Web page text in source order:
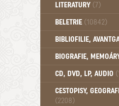
LITERATURY (7)
BELETRIE (10842)
Beletrie - Historická
Beletrie - Povídky
Beletrie - Válečné
Beletrie - Ženské a
(1522)
BIBLIOFILIE,
BIOGRAFIE,
CD, DVD, LP, AUDIO
CESTOPISY,
(2208)